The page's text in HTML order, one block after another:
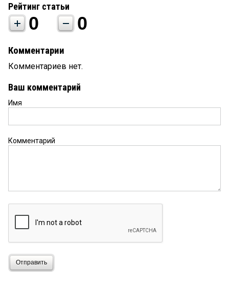
Рейтинг статьи
0 0
Комментарии
Комментариев нет.
Ваш комментарий
Имя
Комментарий
Отправить